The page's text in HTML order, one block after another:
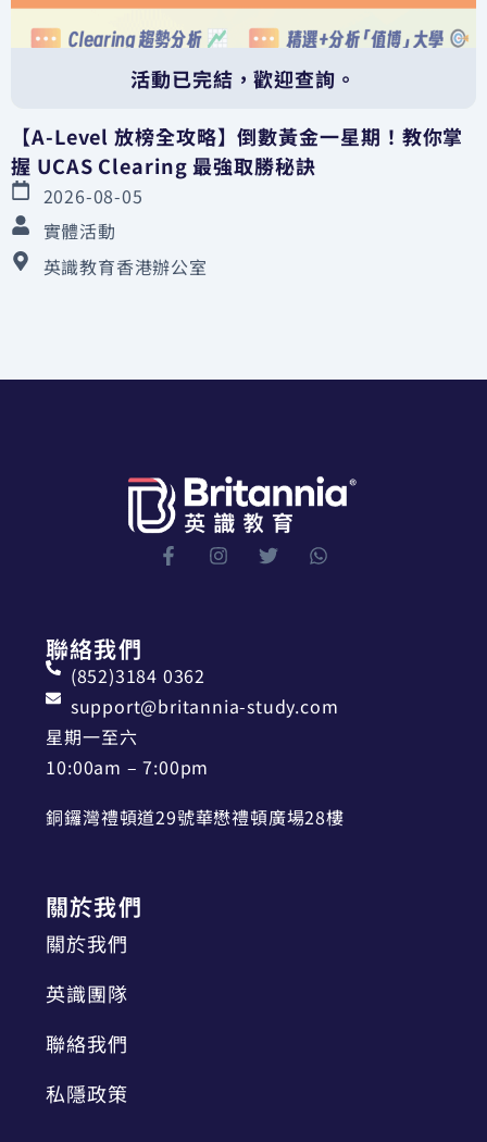
活動已完結，歡迎查詢。
【A-Level 放榜全攻略】倒數黃金一星期！教你掌
握 UCAS Clearing 最強取勝秘訣
2026-08-05
實體活動
英識教育香港辦公室
聯絡我們
(852)3184 0362
support@britannia-study.com
星期一至六
10:00am – 7:00pm
銅鑼灣禮頓道29號華懋禮頓廣場28樓
關於我們
關於我們
英識團隊
聯絡我們
私隱政策